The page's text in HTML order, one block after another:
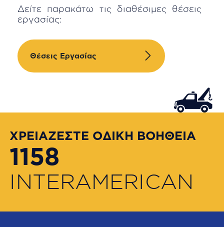
Δείτε παρακάτω τις διαθέσιμες θέσεις
εργασίας:
Θέσεις Εργασίας
ΧΡΕΙΑΖΕΣΤΕ ΟΔΙΚΗ ΒΟΗΘΕΙΑ
1158
INTERAMERICAN